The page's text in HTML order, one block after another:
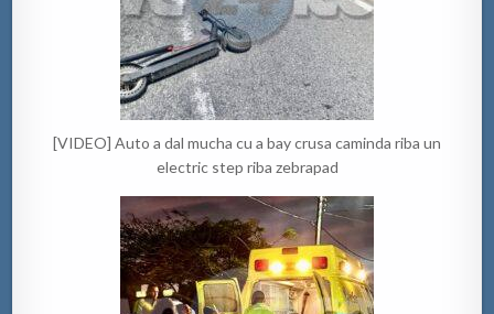
[VIDEO] Auto a dal mucha cu a bay crusa caminda riba un
electric step riba zebrapad